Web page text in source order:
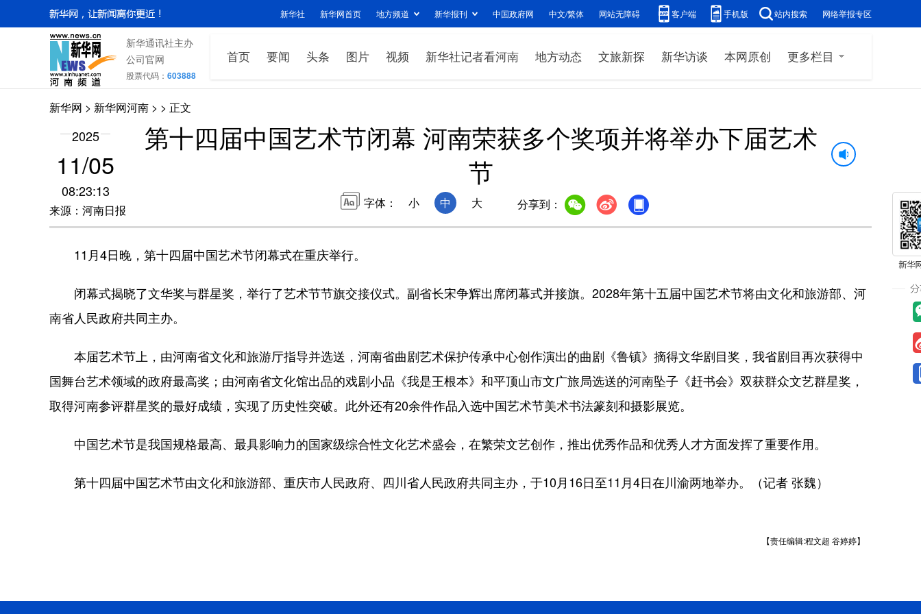
新华社 新华网首页 地方频道 新华报刊 中国政府网 中文/繁体 网站无障碍 客户端 手机版 站内搜索 网络举报专区
新华通讯社主办
公司官网
股票代码： 603888
首页 要闻 头条 图片 视频 新华社记者看河南 地方动态 文旅新探 新华访谈 本网原创 更多栏目
新华网 > 新华网河南 > > 正文
2025
11/05
08:23:13
来源：河南日报
第十四届中国艺术节闭幕 河南荣获多个奖项并将举办下届艺术
节
字体： 小 中 大 分享到：
11月4日晚，第十四届中国艺术节闭幕式在重庆举行。
闭幕式揭晓了文华奖与群星奖，举行了艺术节节旗交接仪式。副省长宋争辉出席闭幕式并接旗。2028年第十五届中国艺术节将由文化和旅游部、河
南省人民政府共同主办。
本届艺术节上，由河南省文化和旅游厅指导并选送，河南省曲剧艺术保护传承中心创作演出的曲剧《鲁镇》摘得文华剧目奖，我省剧目再次获得中
国舞台艺术领域的政府最高奖；由河南省文化馆出品的戏剧小品《我是王根本》和平顶山市文广旅局选送的河南坠子《赶书会》双获群众文艺群星奖，
取得河南参评群星奖的最好成绩，实现了历史性突破。此外还有20余件作品入选中国艺术节美术书法篆刻和摄影展览。
中国艺术节是我国规格最高、最具影响力的国家级综合性文化艺术盛会，在繁荣文艺创作，推出优秀作品和优秀人才方面发挥了重要作用。
第十四届中国艺术节由文化和旅游部、重庆市人民政府、四川省人民政府共同主办，于10月16日至11月4日在川渝两地举办。（记者 张魏）
【责任编辑:程文超 谷婷婷】